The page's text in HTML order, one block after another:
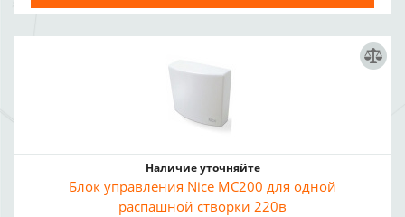
Наличие уточняйте
Блок управления Nice MC200 для одной
распашной створки 220в